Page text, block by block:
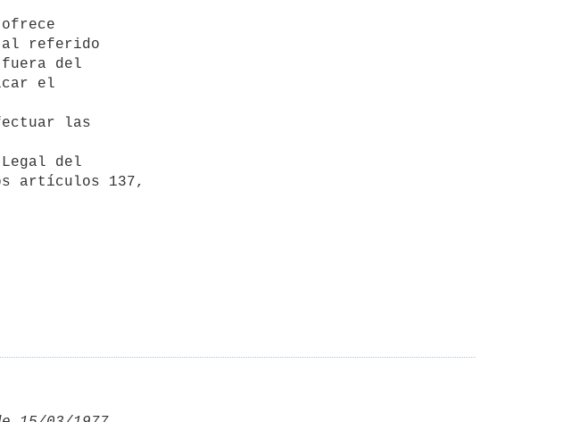
al referido
fuera del
el
las
del
artículos 137,